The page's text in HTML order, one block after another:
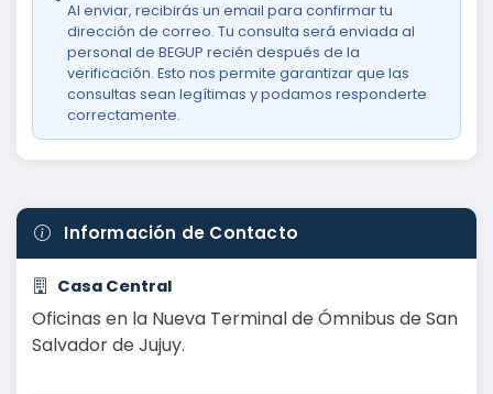
Al enviar, recibirás un email para confirmar tu
dirección de correo. Tu consulta será enviada al
personal de BEGUP recién después de la
verificación. Esto nos permite garantizar que las
consultas sean legítimas y podamos responderte
correctamente.
Información de Contacto
Casa Central
Oficinas en la Nueva Terminal de Ómnibus de San
Salvador de Jujuy.